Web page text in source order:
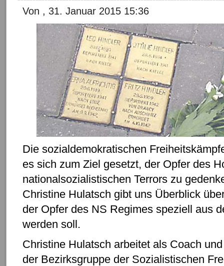
Von , 31. Januar 2015 15:36
Die sozialdemokratischen
es sich zum Ziel gesetzt, der Opfer des
nationalsozialistischen Terrors zu
Christine Hulatsch gibt uns Überblick
der Opfer des NS Regimes speziell aus
werden soll.
Christine Hulatsch arbeitet als Coach
der Bezirksgruppe der Sozialistischen